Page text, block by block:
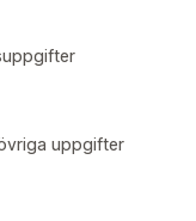
uppgifter